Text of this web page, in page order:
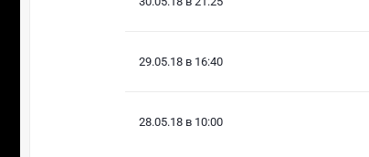
29.05.18 в 16:40
28.05.18 в 10:00